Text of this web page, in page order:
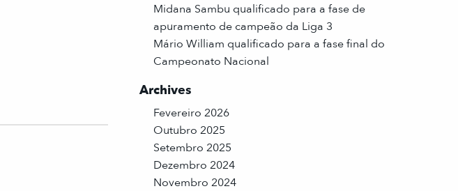
Midana Sambu qualificado para a fase de
apuramento de campeão da Liga 3
Mário William qualificado para a fase final do
Campeonato Nacional
Archives
Fevereiro 2026
Outubro 2025
Setembro 2025
Dezembro 2024
Novembro 2024